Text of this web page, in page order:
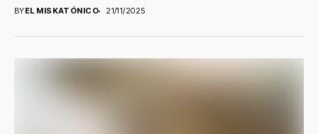
BYEL MISKATÓNICO 21/11/2025